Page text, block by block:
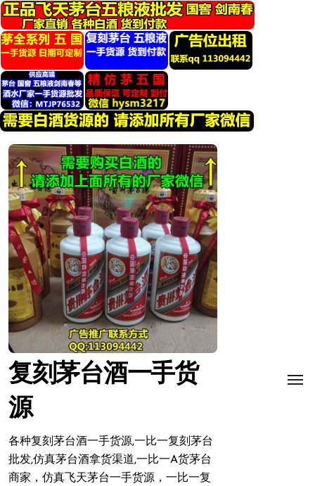
转
到
内
容
复刻茅台酒一手货
源
各种复刻茅台酒一手货源,一比一复刻茅台
批发,仿真茅台酒拿货渠道,一比一A货茅台
商家，仿真飞天茅台一手货源，一比一复